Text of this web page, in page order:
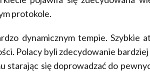
protokole.
dynamicznym tempie. Szybkie
Polacy byli zdecydowanie
starając się doprowadzać do